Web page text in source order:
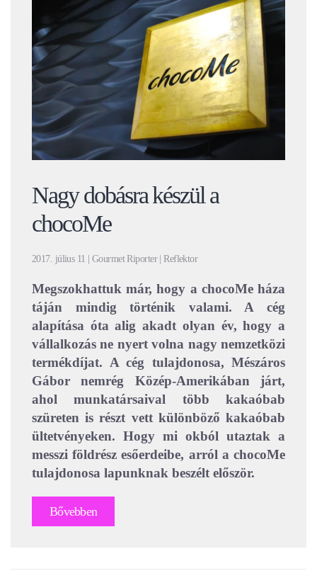
Nagy dobásra készül a
chocoMe
2017. július 11 | Gourmet Riporter | Reflektor
Megszokhattuk már, hogy a chocoMe háza
táján mindig történik valami. A cég
alapítása óta alig akadt olyan év, hogy a
vállalkozás ne nyert volna nagy nemzetközi
termékdíjat. A cég tulajdonosa, Mészáros
Gábor nemrég Közép-Amerikában járt,
ahol munkatársaival több kakaóbab
szüreten is részt vett különböző kakaóbab
ültetvényeken. Hogy mi okból utaztak a
messzi földrész esőerdeibe, arról a chocoMe
tulajdonosa lapunknak beszélt először.
Bővebben